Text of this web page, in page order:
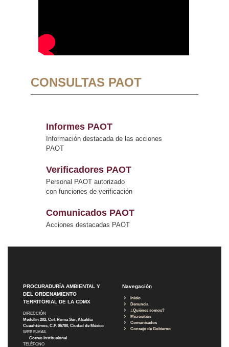
CONSULTAS PAOT
Informes PAOT
Información destacada de las acciones
PAOT
Verificadores PAOT
Personal PAOT autorizado
con funciones de verificación
Comunicados PAOT
Acciones destacadas PAOT
PROCURADURÍA AMBIENTAL Y
DEL ORDENAMIENTO
TERRITORIAL DE LA CDMX
DIRECCIÓN
Medellín 202, Col. Roma Sur, Alcaldía
Cuauhtémoc, C.P. 06700, Ciudad de México
WEB E-MAIL
Correo Institucional
TELÉFONO
Navegación
Inicio
Denuncia
¿Quiénes somos?
Micrositios
Comunicados
Consejo de Gobierno